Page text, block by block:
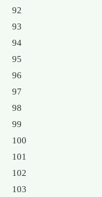
92
93
94
95
96
97
98
99
100
101
102
103